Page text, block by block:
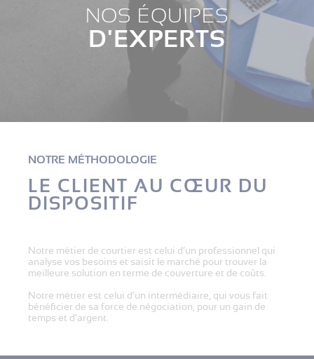
NOS ÉQUIPES
D'EXPERTS
NOTRE MÉTHODOLOGIE
LE CLIENT AU CŒUR DU
DISPOSITIF
Notre métier de courtier est celui d’un professionnel qui
analyse vos besoins et saisit le marché pour trouver la
meilleure solution en terme de couverture et de coûts.
Notre métier est celui d’un intermédiaire, qui vous fait
bénéficier de sa force de négociation, pour un gain de
temps et d’argent.